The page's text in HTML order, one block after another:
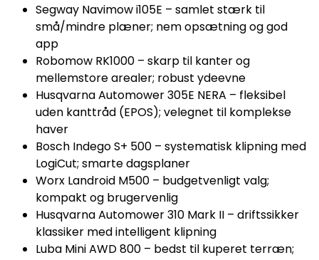
Segway Navimow i105E – samlet stærk til
små/mindre plæner; nem opsætning og god
app
Robomow RK1000 – skarp til kanter og
mellemstore arealer; robust ydeevne
Husqvarna Automower 305E NERA – fleksibel
uden kanttråd (EPOS); velegnet til komplekse
haver
Bosch Indego S+ 500 – systematisk klipning med
LogiCut; smarte dagsplaner
Worx Landroid M500 – budgetvenligt valg;
kompakt og brugervenlig
Husqvarna Automower 310 Mark II – driftssikker
klassiker med intelligent klipning
Luba Mini AWD 800 – bedst til kuperet terræn;